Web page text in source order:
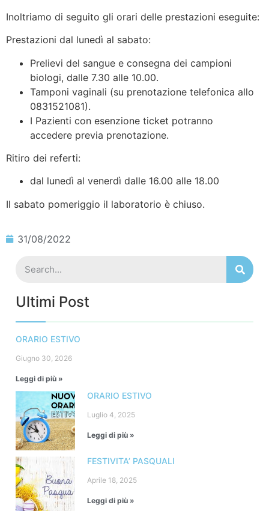
Inoltriamo di seguito gli orari delle prestazioni eseguite:
Prestazioni dal lunedì al sabato:
Prelievi del sangue e consegna dei campioni
biologi, dalle 7.30 alle 10.00.
Tamponi vaginali (su prenotazione telefonica allo
0831521081).
I Pazienti con esenzione ticket potranno
accedere previa prenotazione.
Ritiro dei referti:
dal lunedì al venerdì dalle 16.00 alle 18.00
Il sabato pomeriggio il laboratorio è chiuso.
31/08/2022
Ultimi Post
ORARIO ESTIVO
Giugno 30, 2026
Leggi di più »
ORARIO ESTIVO
Luglio 4, 2025
Leggi di più »
FESTIVITA’ PASQUALI
Aprile 18, 2025
Leggi di più »